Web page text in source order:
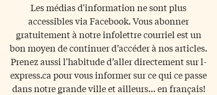
Les médias d'information ne sont plus
accessibles via Facebook. Vous abonner
gratuitement à notre infolettre courriel est un
bon moyen de continuer d’accéder à nos articles.
Prenez aussi l'habitude d’aller directement sur l-
express.ca pour vous informer sur ce qui ce passe
dans notre grande ville et ailleurs... en français!